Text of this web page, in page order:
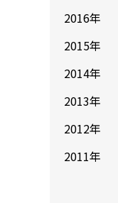
2016年
2015年
2014年
2013年
2012年
2011年